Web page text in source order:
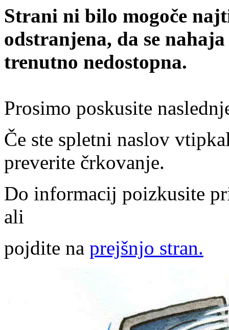
Strani ni bilo mogoče
odstranjena, da se
trenutno nedostopna.
Prosimo poskusite
Če ste spletni naslov
preverite črkovanje.
Do informacij poizkusite
ali
pojdite na prejšnjo stran.